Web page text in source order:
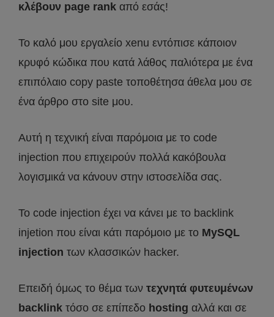
κλέβουν page rank από εσάς!
Το καλό μου εργαλείο xenu εντόπισε κάποιον
κρυφό κώδικα που κατά λάθος παλιότερα με ένα
επιπόλαιο copy paste τοποθέτησα άθελα μου σε
ένα άρθρο στο site μου.
Αυτή η τεχνική είναι παρόμοια με το code
injection που επιχειρούν πολλά κακόβουλα
λογισμικά να κάνουν στην ιστοσελίδα σας.
Το code injection έχει να κάνει με το backlink
injetion που είναι κάτι παρόμοιο με το MySQL
injection των κλασσικών hacker.
Επειδή όμως το θέμα των τεχνητά φυτευμένων
backlink τόσο σε επίπεδο hosting αλλά και σε